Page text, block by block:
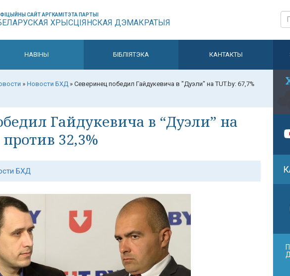
САЙТ АРГКАМІТЭТА ПАРТЫІ
ХРЫСЦІЯНСКАЯ ДЭМАКРАТЫЯ
НАВІНЫ БІБЛІЯТЭКА КАНТАКТЫ
» Новости БХД » Северинец победил Гайдукевича в "Дуэли" на TUT.by: 67,7%
Гайдукевича в “Дуэли” на
против 32,3%
БХД